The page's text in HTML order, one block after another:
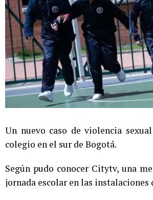
Un nuevo caso de violencia
colegio en el sur de Bogotá.
Según pudo conocer Citytv, una
jornada escolar en las